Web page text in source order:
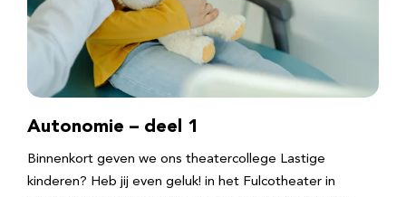
Autonomie – deel 1
Binnenkort geven we ons theatercollege Lastige
kinderen? Heb jij even geluk! in het Fulcotheater in